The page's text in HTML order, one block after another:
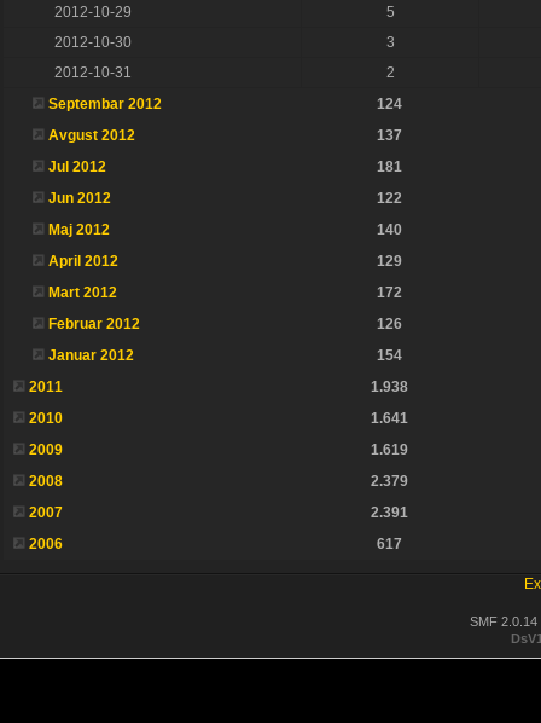
2012-10-29
5
2012-10-30
3
2012-10-31
2
Septembar 2012
124
Avgust 2012
137
Jul 2012
181
Jun 2012
122
Maj 2012
140
April 2012
129
Mart 2012
172
Februar 2012
126
Januar 2012
154
2011
1.938
2010
1.641
2009
1.619
2008
2.379
2007
2.391
2006
617
SMF 2.0.14